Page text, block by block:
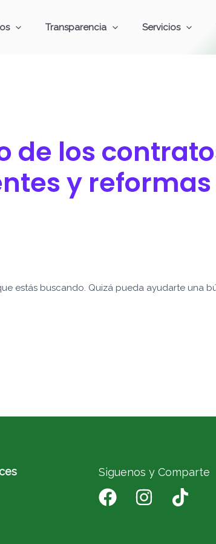
Transparencia Servicios
de los
y reformas
estás buscando. Quizá pueda ayudarte una
Siguenos y Comparte